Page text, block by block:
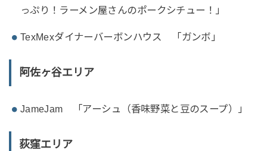
っぷり！ラーメン屋さんのポークシチュー！」
TexMexダイナーバーボンハウス 「ガンボ」
阿佐ヶ谷エリア
JameJam 「アーシュ（香味野菜と豆のスープ）」
荻窪エリア